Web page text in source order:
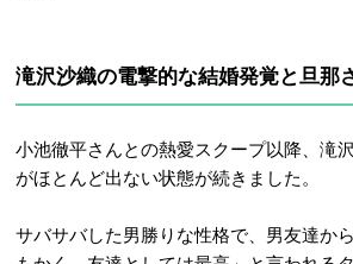
滝沢沙織の電撃的な結婚発覚と旦那
小池徹平さんとの熱愛スクープ以降、滝
がほとんど出ない状態が続きました。
サバサバした男勝りな性格で、男友達か